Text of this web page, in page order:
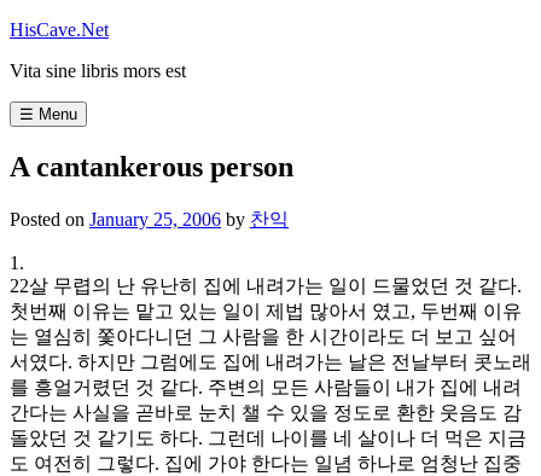
Skip
content
HisCave.Net
Vita sine libris mors est
☰ Menu
A cantankerous person
Posted on January 25, 2006 by 찬익
1.
22살 무렵의 난 유난히 집에 내려가는 일이 드물었던 것 같다.
첫번째 이유는 맡고 있는 일이 제법 많아서 였고, 두번째 이유
는 열심히 쫓아다니던 그 사람을 한 시간이라도 더 보고 싶어
서였다. 하지만 그럼에도 집에 내려가는 날은 전날부터 콧노래
를 흥얼거렸던 것 같다. 주변의 모든 사람들이 내가 집에 내려
간다는 사실을 곧바로 눈치 챌 수 있을 정도로 환한 웃음도 감
돌았던 것 같기도 하다. 그런데 나이를 네 살이나 더 먹은 지금
도 여전히 그렇다. 집에 가야 한다는 일념 하나로 엄청난 집중